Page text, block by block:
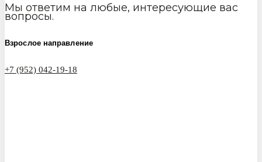
Мы ответим на любые, интересующие вас
вопросы.
Взрослое направление
+7 (952) 042-19-18